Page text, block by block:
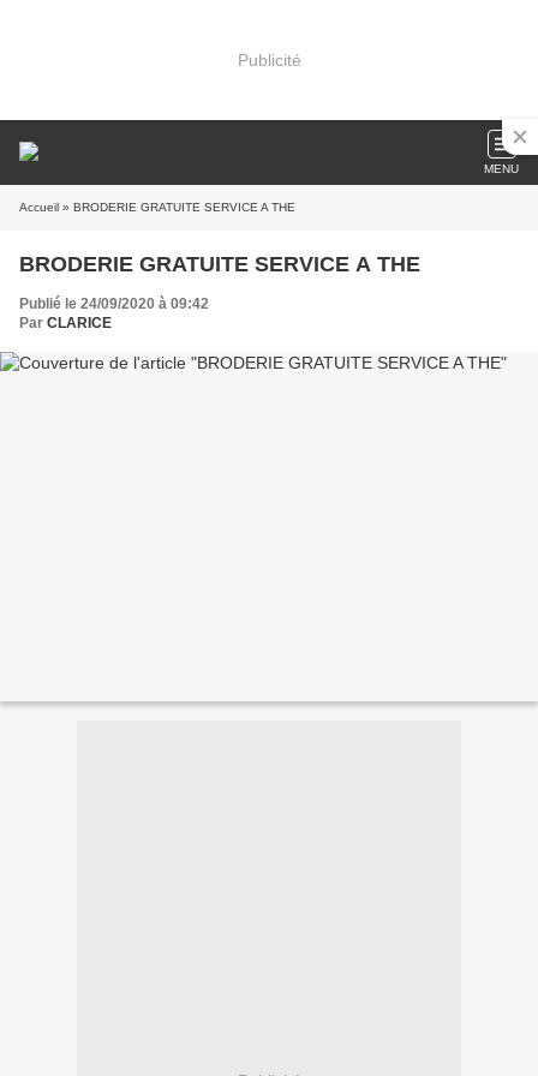
Publicité
MENU
Accueil » BRODERIE GRATUITE SERVICE A THE
BRODERIE GRATUITE SERVICE A THE
Publié le 24/09/2020 à 09:42
Par CLARICE